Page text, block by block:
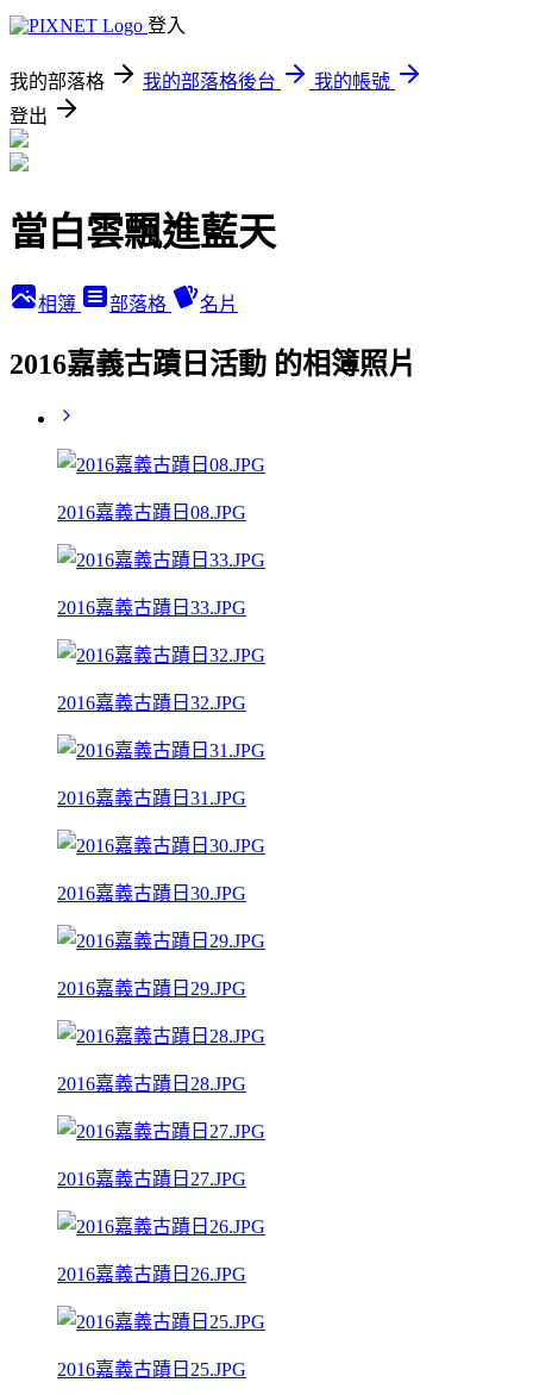
登入
我的部落格 我的部落格後台
我的帳號
登出
當白雲飄進藍天
相簿 部落格 名片
2016嘉義古蹟日活動 的相簿照片
2016嘉義古蹟日08.JPG
2016嘉義古蹟日33.JPG
2016嘉義古蹟日32.JPG
2016嘉義古蹟日31.JPG
2016嘉義古蹟日30.JPG
2016嘉義古蹟日29.JPG
2016嘉義古蹟日28.JPG
2016嘉義古蹟日27.JPG
2016嘉義古蹟日26.JPG
2016嘉義古蹟日25.JPG